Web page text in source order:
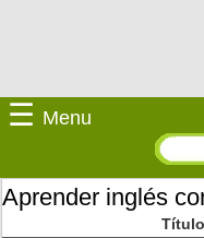
☰ Menu
Aprender inglés
Título